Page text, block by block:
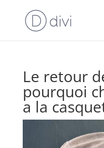
Le retour
pourquoi
a la